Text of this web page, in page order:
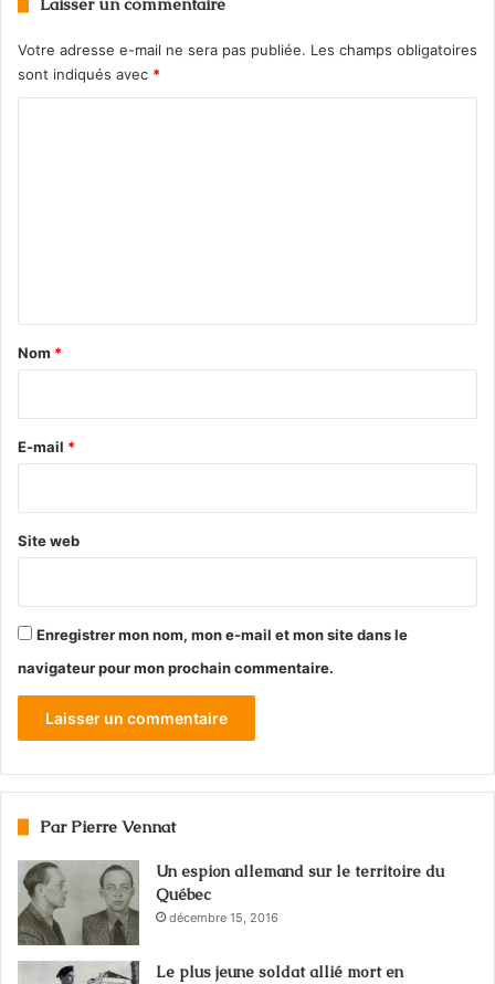
Laisser un commentaire
Votre adresse e-mail ne sera pas publiée. Les champs obligatoires
sont indiqués avec *
a
e
Nom *
E-mail *
Site web
Enregistrer mon nom, mon e-mail et mon site dans le
navigateur pour mon prochain commentaire.
Par Pierre Vennat
Un espion allemand sur le territoire du
Québec
décembre 15, 2016
Le plus jeune soldat allié mort en